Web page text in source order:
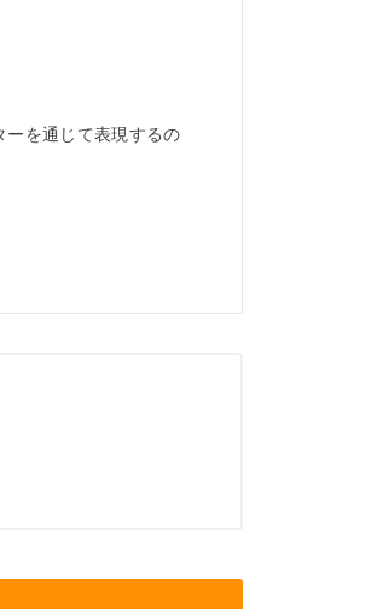
ーを通じて表現するの